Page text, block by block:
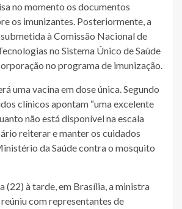
no momento os documentos
os imunizantes. Posteriormente, a
à Comissão Nacional de
no Sistema Único de Saúde
no programa de imunização.
uma vacina em dose única. Segundo
clínicos apontam “uma excelente
não está disponível na escala
reiterar e manter os cuidados
da Saúde contra o mosquito
(22) à tarde, em Brasília, a ministra
com representantes de